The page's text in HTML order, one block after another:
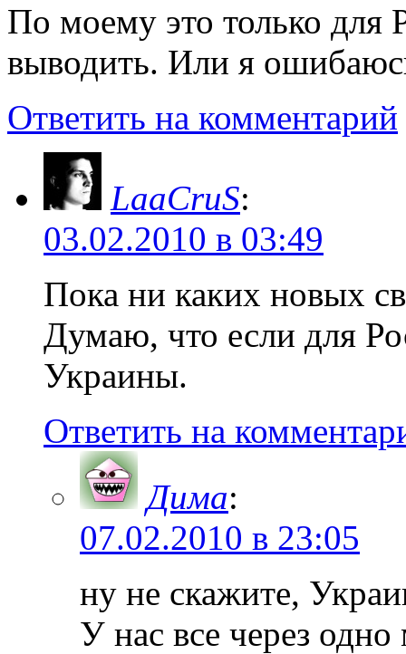
По моему это только для
выводить. Или я
Ответить на комментарий
LaaCruS:
03.02.2010 в 03:49
Пока ни каких новых
Думаю, что если для
Украины.
Ответить на
Дима:
07.02.2010 в 23:05
ну не скажите,
У нас все через одно